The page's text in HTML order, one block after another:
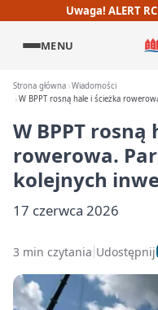
Uwaga! ALERT
MENU
Strona główna Wiadomości
W BPPT rosną hale i ścieżka
W BPPT rosną
rowerowa.
kolejnych
17 czerwca 2026
3 min czytania Udostępnij